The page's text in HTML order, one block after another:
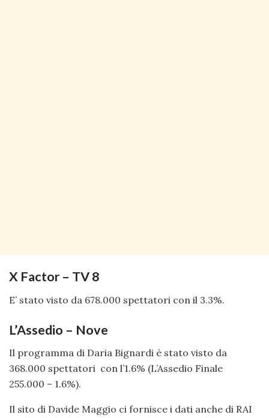
X Factor – TV 8
E’ stato visto da 678.000 spettatori con il 3.3%.
L’Assedio – Nove
Il programma di Daria Bignardi è stato visto da
368.000 spettatori con l’1.6% (L’Assedio Finale
255.000 – 1.6%).
Il sito di Davide Maggio ci fornisce i dati anche di RAI